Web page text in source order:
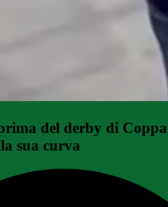
del derby di
sua curva